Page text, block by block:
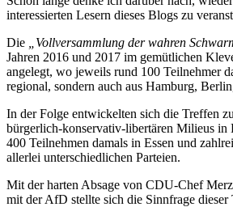
interessierten Lesern dieses Blogs zu
Die
„Vollversammlung der wahren
Jahren 2016 und 2017 im gemütlichen
angelegt, wo jeweils rund 100 Teilnehmer
regional, sondern auch aus Hamburg,
In der Folge entwickelten sich die Treffen
bürgerlich-konservativ-libertären Milieus in
400 Teilnehmen damals in Essen und
allerlei unterschiedlichen Parteien.
Mit der harten Absage von CDU-Chef
mit der AfD stellte sich die Sinnfrage dieser